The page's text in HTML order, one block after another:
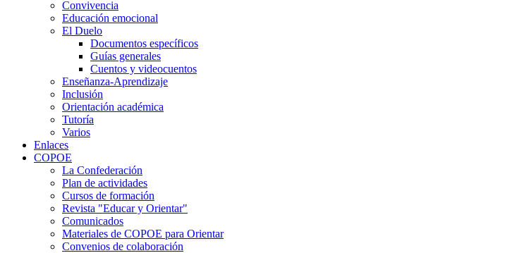
Convivencia
Educación emocional
El Duelo
Documentos específicos
Guías generales
Cuentos y videocuentos
Enseñanza-Aprendizaje
Inclusión
Orientación académica
Tutoría
Varios
Enlaces
COPOE
La Confederación
Plan de actividades
Cursos de formación
Revista "Educar y Orientar"
Comunicados
Materiales de COPOE para Orientar
Convenios de colaboración